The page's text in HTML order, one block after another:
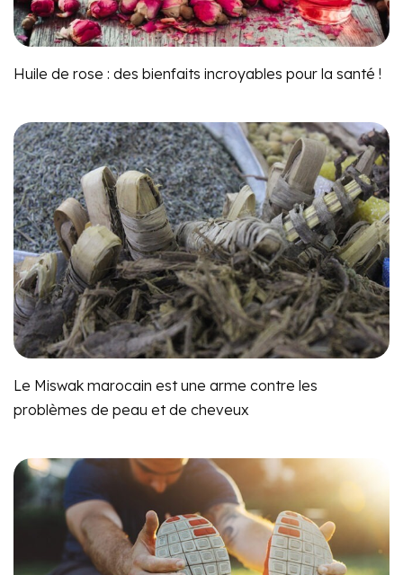
Huile de rose : des bienfaits incroyables pour la santé !
Le Miswak marocain est une arme contre les
problèmes de peau et de cheveux